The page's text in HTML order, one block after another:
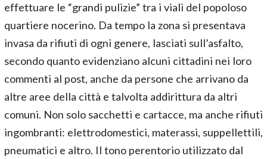
effettuare le “grandi pulizie” tra i viali del popoloso
quartiere nocerino. Da tempo la zona si presentava
invasa da rifiuti di ogni genere, lasciati sull’asfalto,
secondo quanto evidenziano alcuni cittadini nei loro
commenti al post, anche da persone che arrivano da
altre aree della città e talvolta addirittura da altri
comuni. Non solo sacchetti e cartacce, ma anche rifiuti
ingombranti: elettrodomestici, materassi, suppellettili,
pneumatici e altro. Il tono perentorio utilizzato dal